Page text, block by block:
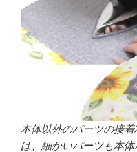
本体以外のパーツの接
は、細かいパーツも本